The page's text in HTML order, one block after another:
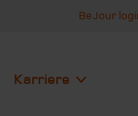
BeJour
Karriere